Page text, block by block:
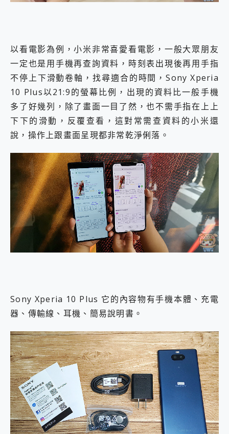
以看電影為例，小米非常喜愛看電影，一般大眾朋友
一定也是用手機再查詢資料，時刻表出現後再用手指
不停上下滑動卷軸，找尋適合的時間，Sony Xperia
10 Plus以21:9的螢幕比例，出現的資料比一般手機
多了好幾列，除了畫面一目了然，也不需手指在上上
下下的滑動，反覆查看，這對常需查資料的小米還
說，操作上跟畫面呈現都非常乾淨俐落。
Sony Xperia 10 Plus 它的內容物有手機本體、充電
器、傳輸線、耳機、簡易說明書。